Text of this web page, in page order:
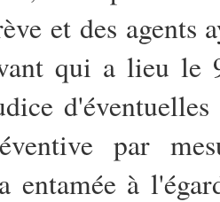
et des agents
qui a lieu le
par
entamée à